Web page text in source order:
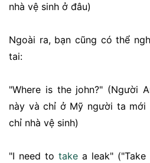
nhà vệ sinh ở đâu)
Ngoài ra, bạn cũng có thể
tai:
"Where is the john?" (Người
này và chỉ ở Mỹ người ta mới
chỉ nhà vệ sinh)
"I need to take a leak"